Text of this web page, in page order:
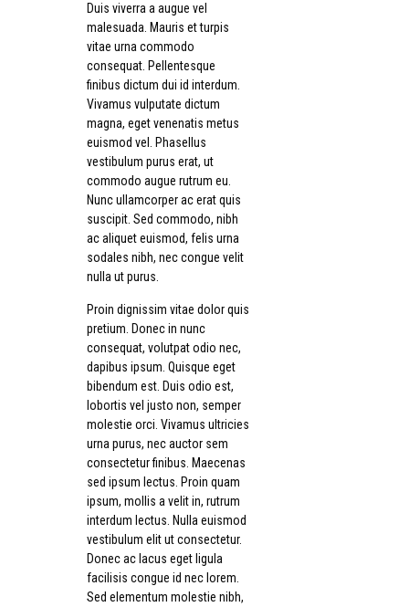
Duis viverra a augue vel
malesuada. Mauris et turpis
vitae urna commodo
consequat. Pellentesque
finibus dictum dui id interdum.
Vivamus vulputate dictum
magna, eget venenatis metus
euismod vel. Phasellus
vestibulum purus erat, ut
commodo augue rutrum eu.
Nunc ullamcorper ac erat quis
suscipit. Sed commodo, nibh
ac aliquet euismod, felis urna
sodales nibh, nec congue velit
nulla ut purus.
Proin dignissim vitae dolor quis
pretium. Donec in nunc
consequat, volutpat odio nec,
dapibus ipsum. Quisque eget
bibendum est. Duis odio est,
lobortis vel justo non, semper
molestie orci. Vivamus ultricies
urna purus, nec auctor sem
consectetur finibus. Maecenas
sed ipsum lectus. Proin quam
ipsum, mollis a velit in, rutrum
interdum lectus. Nulla euismod
vestibulum elit ut consectetur.
Donec ac lacus eget ligula
facilisis congue id nec lorem.
Sed elementum molestie nibh,